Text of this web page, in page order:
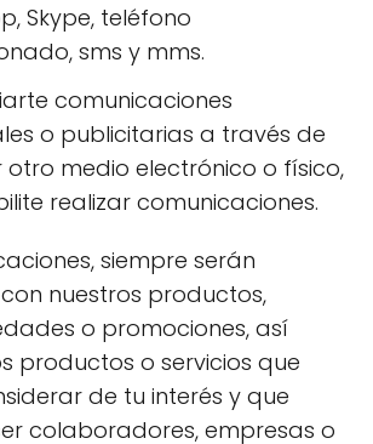
Skype, teléfono
sms y mms.
comunicaciones
o publicitarias a través de
otro medio electrónico o físico,
realizar comunicaciones.
siempre serán
nuestros productos,
o promociones, así
productos o servicios que
de tu interés y que
colaboradores, empresas o